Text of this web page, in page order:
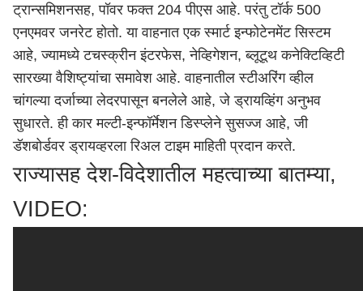
ट्रान्समिशनसह, पॉवर फक्त 204 पीएस आहे. परंतु टॉर्क 500
एनएमवर जनरेट होतो. या वाहनात एक स्मार्ट इन्फोटेनमेंट सिस्टम
आहे, ज्यामध्ये टचस्क्रीन इंटरफेस, नेव्हिगेशन, ब्लूटूथ कनेक्टिव्हिटी
सारख्या वैशिष्ट्यांचा समावेश आहे. वाहनातील स्टीअरिंग व्हील
चांगल्या दर्जाच्या लेदरपासून बनलेले आहे, जे ड्रायव्हिंग अनुभव
सुधारते. ही कार मल्टी-इन्फॉर्मेशन डिस्प्लेने सुसज्ज आहे, जी
डॅशबोर्डवर ड्रायव्हरला रिअल टाइम माहिती प्रदान करते.
राज्यासह देश-विदेशातील महत्वाच्या बातम्या,
VIDEO: